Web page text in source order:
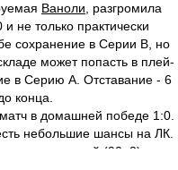
Ваноли , разгромила
не только практически
сохранение в Серии В, но
может попасть в плей-
в Серию А. Отставание - 6
конца.
в домашней победе 1:0.
небольшие шансы на ЛК.
в выгрызенной (90+2)